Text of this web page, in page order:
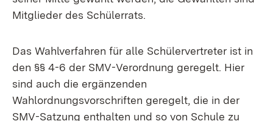
Mitglieder des Schülerrats.
Das Wahlverfahren für alle Schülervertreter ist in
den §§ 4-6 der SMV-Verordnung geregelt. Hier
sind auch die ergänzenden
Wahlordnungsvorschriften geregelt, die in der
SMV-Satzung enthalten und so von Schule zu